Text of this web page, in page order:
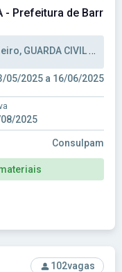
Prefeitura de Barra
CIVIL MUNICIPAL
05/2025 a 16/06/2025
2025
Consulpam
SP - Prefeitura
102vagas